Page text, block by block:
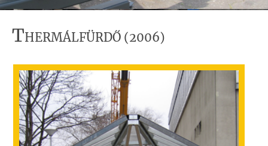
THERMÁLFÜRDŐ (2006)